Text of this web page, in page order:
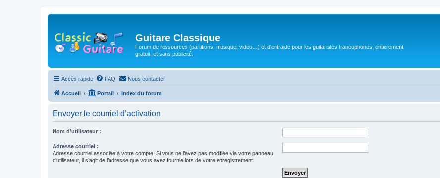
Guitare Classique
Forum de ressources (partitions, musique, vidéo…) et d'entraide pour les guitaristes francophones, entièrement
gratuit, et sans publicité.
Accès rapide FAQ Nous contacter
Accueil Portail Index du forum
Envoyer le courriel d’activation
Nom d’utilisateur :
Adresse courriel :
Adresse courriel associée à votre compte. Si vous ne l’avez pas modifiée via votre panneau
d’utilisateur, il s’agit de l’adresse que vous avez fournie lors de votre enregistrement.